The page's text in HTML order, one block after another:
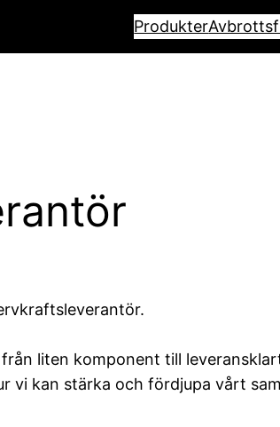
Produkter
liten komponent till
vi kan stärka och fördjupa vårt